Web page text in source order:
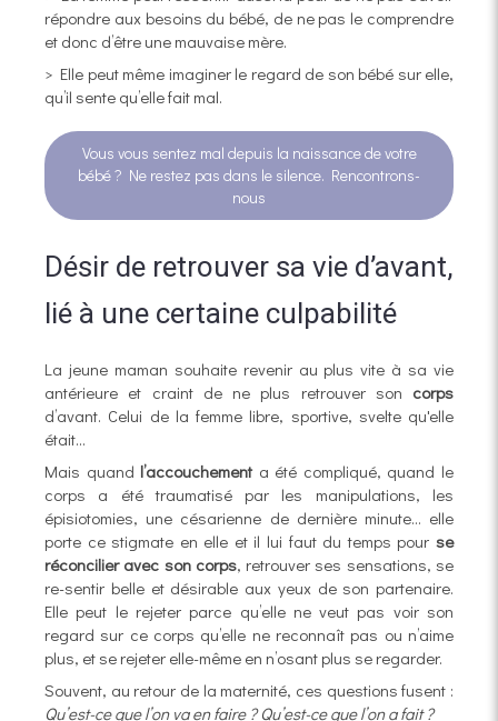
répondre aux besoins du bébé, de ne pas le comprendre
et donc d’être une mauvaise mère.
> Elle peut même imaginer le regard de son bébé sur elle,
qu’il sente qu’elle fait mal.
Vous vous sentez mal depuis la naissance de votre
bébé ? Ne restez pas dans le silence. Rencontrons-
nous
Désir de retrouver sa vie d’avant,
lié à une certaine culpabilité
La jeune maman souhaite revenir au plus vite à sa vie
antérieure et craint de ne plus retrouver son corps
d’avant. Celui de la femme libre, sportive, svelte qu'elle
était...
Mais quand l’accouchementa été compliqué, quand le
corps a été traumatisé par les manipulations, les
épisiotomies, une césarienne de dernière minute… elle
porte ce stigmate en elle et il lui faut du temps pour se
réconcilier avec son corps, retrouver ses sensations, se
re-sentir belle et désirable aux yeux de son partenaire.
Elle peut le rejeter parce qu’elle ne veut pas voir son
regard sur ce corps qu’elle ne reconnaît pas ou n’aime
plus, et se rejeter elle-même en n’osant plus se regarder.
Souvent, au retour de la maternité, ces questions fusent :
Qu’est-ce que l’on va en faire ? Qu’est-ce que l’on a fait ?